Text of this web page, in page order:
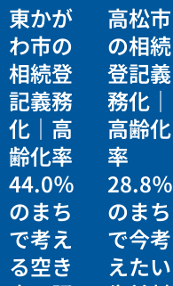
東かが
わ市の
相続登
記義務
化｜高
齢化率
44.0％
のまち
で考え
る空き
高松市
の相続
登記義
務化｜
高齢化
率
28.8％
のまち
で今考
えたい